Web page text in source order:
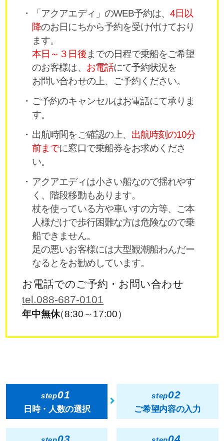
「アクアエディ」のWEB予約は、4日以
降のお日にちから予約を受け付けており
ます。
本日～３日後までの日程で乗船をご希望
のお客様は、 お電話にて予約状況を
お問い合わせの上、ご予約ください。
ご予約のキャンセルはお電話にて承りま
す。
出航時間をご確認の上、 出航時刻の10分
前までに窓口で乗船券をお求めくださ
い。
アクアエディは小さい船なので揺れやす
く、階段移動もあります。
杖を使っている方や車いすの方等、ご本
人様だけで歩行困難な方は危険なので乗
船できません。
足の悪いお客様には大型観潮船わんだー
なるとをお勧めしています。
お電話でのご予約・お問い合わせ
tel.088-687-0101
年中無休（8:30～17:00）
step01
日時・人数の選択
step02
ご希望内容の入力